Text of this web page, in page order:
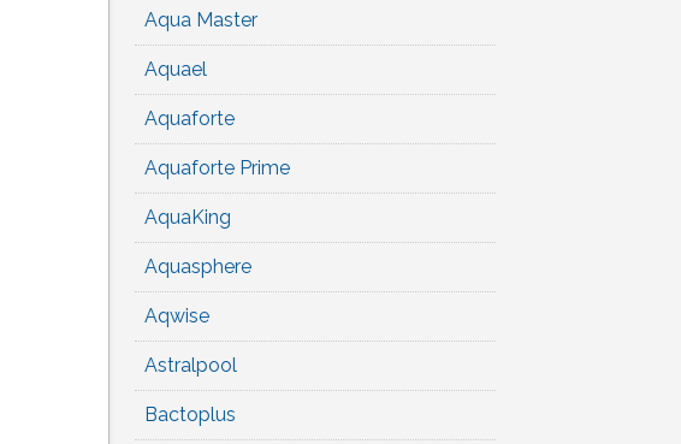
Aqua Master
Aquael
Aquaforte
Aquaforte Prime
AquaKing
Aquasphere
Aqwise
Astralpool
Bactoplus